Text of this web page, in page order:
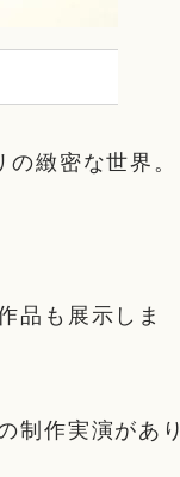
緻密な世界。
品も展示しま
制作実演があり